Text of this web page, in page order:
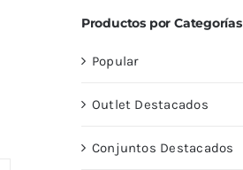
Productos por Categorías
Popular
Outlet Destacados
Conjuntos Destacados